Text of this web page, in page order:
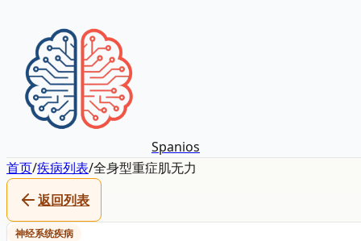
Spanios
首页/疾病列表/全身型重症肌无力
返回列表
神经系统疾病